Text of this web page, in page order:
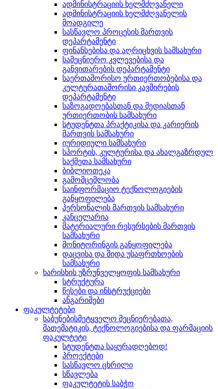
ადმინისტრაციის ხელმძღვანელი
ადმინისტრაციის ხელმძღვანელის
მოადგილე
სასწავლო პროცესის მართვის
დეპარტამენტი
ფინანსებისა და აღრიცხვის სამსახური
სამეცნიერო კვლევებისა და
განვითარების დეპარტამენტი
საერთაშორისო ურთიერთობებისა და
კულტურათაშორისი კავშირების
დეპარტამენტი
საზოგადოებასთან და მედიასთან
ურთიერთობის სამსახური
სტუდენტთა პრაქტიკისა და კარიერის
მართვის სამსახური
იურიდიული სამსახური
სპორტის, კულტურისა და ახალგაზრდულ
საქმეთა სამსახური
ბიბლიოთეკა
გამომცემლობა
საინფორმაციო ტექნოლოგიების
განყოფილება
პერსონალის მართვის სამსახური
კანცელარია
მატერიალური რესურსების მართვის
სამსახური
მონიტორინგის განყოფილება
დაცვისა და შიდა უსაფრთხოების
სამსახური
ხარისხის უზრუნველყოფის სამსახური
სტრუქტურა
წესები და ინსტრუქციები
ანგარიშები
ფაკულტეტები
საბუნებისმეტყველო მეცნიერებათა,
მათემატიკის, ტექნოლოგიებისა და ფარმაციის
ფაკულტეტი
სტუდენტთა საყურადღებოდ!
პროექტები
სასწავლო ცხრილი
სწავლება
ფაკულტეტის საბჭო